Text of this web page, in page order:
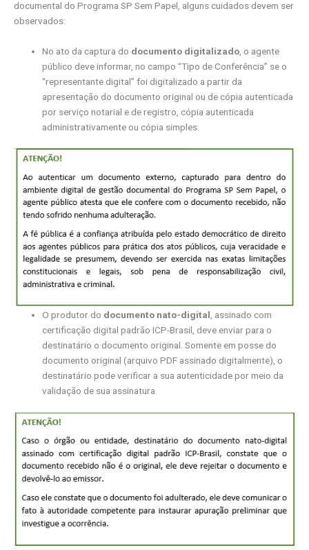
documental do Programa SP Sem Papel, alguns cuidados devem ser
observados:
No ato da captura do documento digitalizado , o agente
público deve informar, no campo “Tipo de Conferência” se o
“representante digital” foi digitalizado a partir da
apresentação do documento original ou de cópia autenticada
por serviço notarial e de registro, cópia autenticada
administrativamente ou cópia simples.
O produtor do documento nato-digital, assinado com
certificação digital padrão ICP-Brasil, deve enviar para o
destinatário o documento original. Somente em posse do
documento original (arquivo PDF assinado digitalmente), o
destinatário pode verificar a sua autenticidade por meio da
validação de sua assinatura.